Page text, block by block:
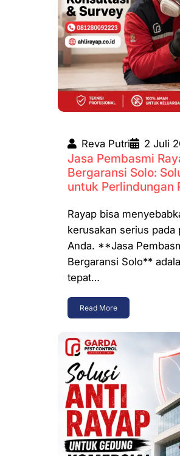
Reva Putri 2 Juli
Jasa Pembasmi
Bergaransi Solo:
untuk Perlindungan
Rayap bisa
kerusakan serius pada
Anda. **Jasa
Bergaransi Solo**
tepat…
Read More